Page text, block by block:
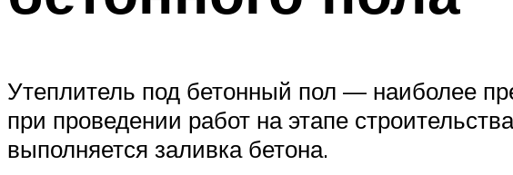
Утеплитель под бетонный пол — наиболее
при проведении работ на этапе
выполняется заливка бетона.